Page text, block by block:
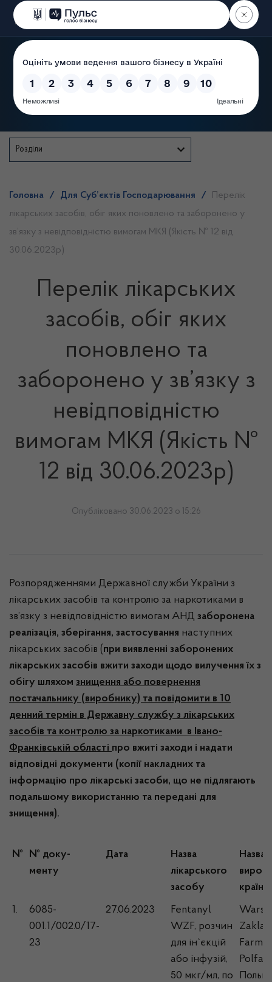
Пошук
Розділи
Головна / Для Суб’єктів Господарювання /
Перелік
лікарських засобів, обіг яких поновлено та заборонено у
зв’язку з невідповідністю вимогам МКЯ (Якість № 12 від
30.06.2023р)
Перелік лікарських
засобів, обіг яких
поновлено та
заборонено у зв’язку з
невідповідністю
вимогам МКЯ (Якість №
12 від 30.06.2023р)
Опубліковано 30.06.2023 о 15:26
Розпорядженнями Державної служби України з
лікарських засобів та контролю за наркотиками в
зв’язку з невідповідністю вимогам АНД заборонена
реалізація, зберігання, застосування наступних
лікарських засобів (при виявленні заборонених
лікарських засобів вжити заходи щодо вилучення їх з
обігу шляхом знищення або повернення
постачальнику (виробнику) та повідомити в 10
денний термін в Державну службу з лікарських
засобів та контролю за наркотиками в Івано-
Франківській області про вжиті заходи і надати
відповідні документи (копії накладних та
інформацію про лікарські засоби, що не підлягають
подальшому використанню та передані для
знищення).
№
№ доку-
менту
Дата
Назва
лікарського
засобу
Назва
країна
1.
6085-
001.1/002.0/17-
23
27.06.2023
Fentanyl
WZF, розчин
для ін`єкцій
або інфузій,
50 мкг/мл, по
Polfa